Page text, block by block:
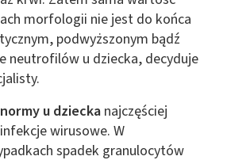
morfologii nie jest do końca
podwyższonym bądź
neutrofilów u dziecka, decyduje
u dziecka najczęściej
wirusowe. W
spadek granulocytów